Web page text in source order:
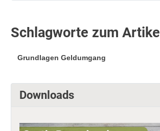
Schlagworte zum Artikel
Grundlagen Geldumgang
Downloads